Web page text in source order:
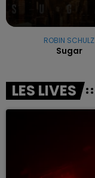
ROBIN SCHULZ
Sugar
LES LIVES